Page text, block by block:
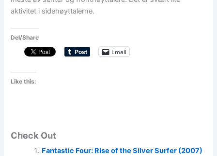
aktivitet i sidehøyttalerne.
Del/Share
Email
Like this:
Check Out
Fantastic Four: Rise of the Silver Surfer (2007)